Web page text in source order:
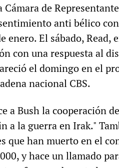
Cámara de
anti bélico
enero. El sábado,
con una respuesta al
el domingo en el
nacional CBS.
a Bush la cooperación
a la guerra en Irak."
que han muerto en el
y hace un llamado